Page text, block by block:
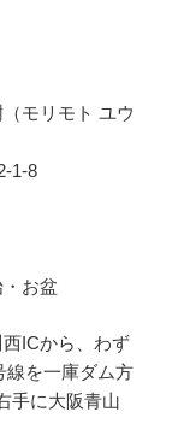
モリモト ユウ
1-8
お盆
ICから、わず
線を一庫ダム方
手に大阪青山